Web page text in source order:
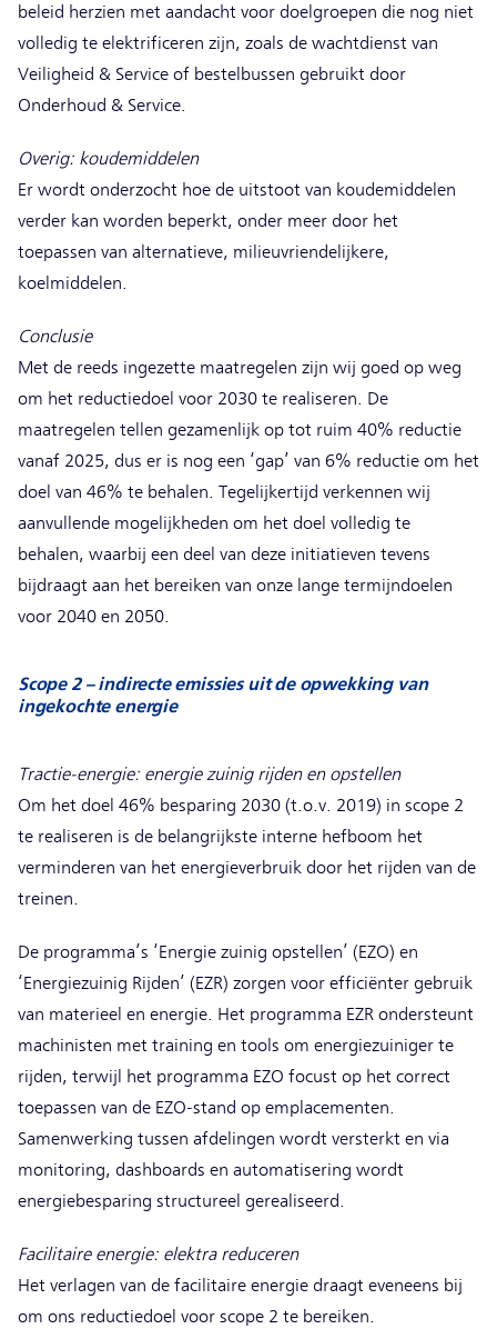
beleid herzien met aandacht voor doelgroepen die nog niet
volledig te elektrificeren zijn, zoals de wachtdienst van
Veiligheid & Service of bestelbussen gebruikt door
Onderhoud & Service.
Overig: koudemiddelen
Er wordt onderzocht hoe de uitstoot van koudemiddelen
verder kan worden beperkt, onder meer door het
toepassen van alternatieve, milieuvriendelijkere,
koelmiddelen.
Conclusie
Met de reeds ingezette maatregelen zijn wij goed op weg
om het reductiedoel voor 2030 te realiseren. De
maatregelen tellen gezamenlijk op tot ruim 40% reductie
vanaf 2025, dus er is nog een ‘gap’ van 6% reductie om het
doel van 46% te behalen. Tegelijkertijd verkennen wij
aanvullende mogelijkheden om het doel volledig te
behalen, waarbij een deel van deze initiatieven tevens
bijdraagt aan het bereiken van onze lange termijndoelen
voor 2040 en 2050.
Scope 2 – indirecte emissies uit de opwekking van
ingekochte energie
Tractie-energie: energie zuinig rijden en opstellen
Om het doel 46% besparing 2030 (t.o.v. 2019) in scope 2
te realiseren is de belangrijkste interne hefboom het
verminderen van het energieverbruik door het rijden van de
treinen.
De programma’s ‘Energie zuinig opstellen’ (EZO) en
‘Energiezuinig Rijden’ (EZR) zorgen voor efficiënter gebruik
van materieel en energie. Het programma EZR ondersteunt
machinisten met training en tools om energiezuiniger te
rijden, terwijl het programma EZO focust op het correct
toepassen van de EZO-stand op emplacementen.
Samenwerking tussen afdelingen wordt versterkt en via
monitoring, dashboards en automatisering wordt
energiebesparing structureel gerealiseerd.
Facilitaire energie: elektra reduceren
Het verlagen van de facilitaire energie draagt eveneens bij
om ons reductiedoel voor scope 2 te bereiken.